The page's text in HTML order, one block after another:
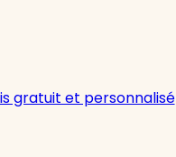
gratuit et personnalisé